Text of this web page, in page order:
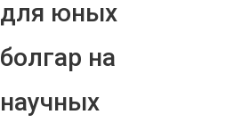
для юных
болгар на
научных